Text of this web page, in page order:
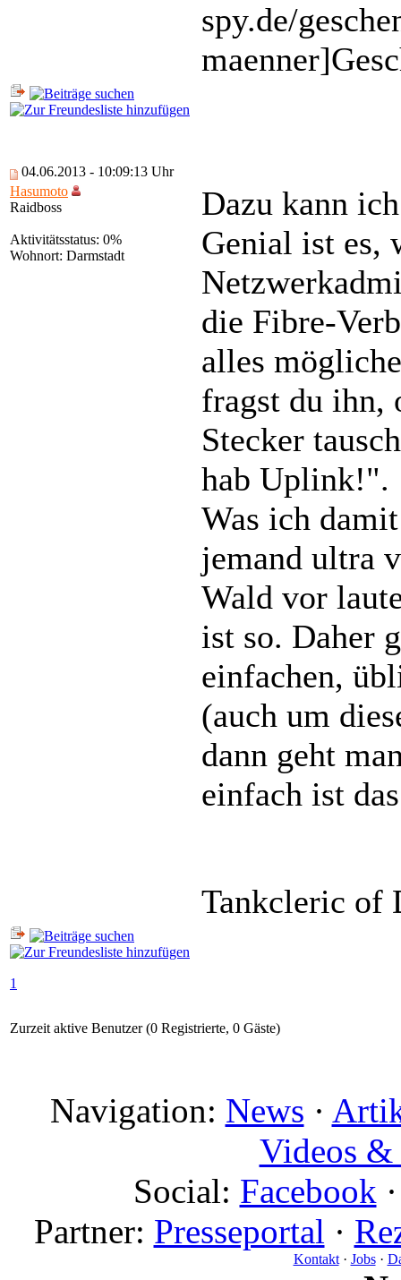
spy.de/
04.06.2013 - 10:09:13 Uhr
Hasumoto
Raidboss
Aktivitätsstatus: 0%
Wohnort: Darmstadt
Dazu kann
Genial ist es,
die Fibre-
alles
fragst du ihn,
Stecker
hab Uplink!".
Was ich
jemand ultra
Wald vor
ist so. Daher
einfachen,
(auch um
dann geht
einfach ist
Tankcleric of
1
Zurzeit aktive Benutzer (0 Registrierte, 0 Gäste)
Navigation: News ·
Videos
Social: Facebook
Partner: Presseportal ·
Kontakt· Jobs·